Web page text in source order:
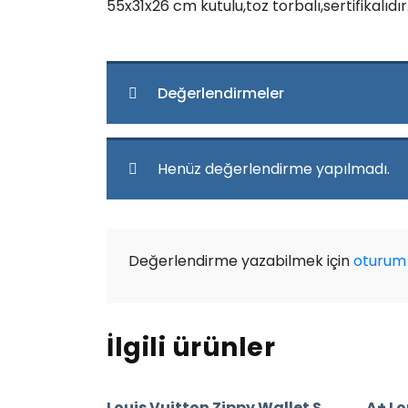
55x31x26 cm kutulu,toz torbalı,sertifikalıdır.
Değerlendirmeler
Henüz değerlendirme yapılmadı.
Değerlendirme yazabilmek içinoturum
İlgili ürünler